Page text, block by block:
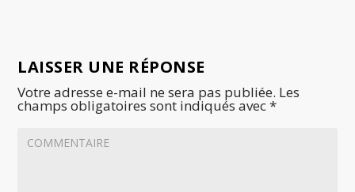
LAISSER UNE RÉPONSE
Votre adresse e-mail ne sera pas publiée. Les
champs obligatoires sont indiqués avec*